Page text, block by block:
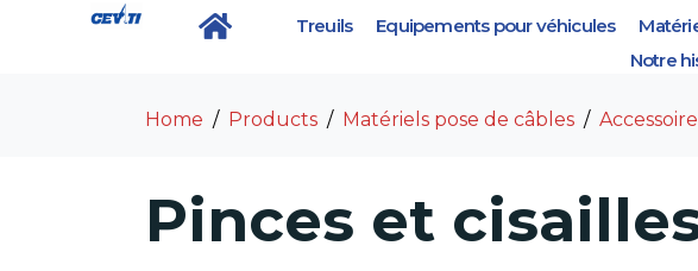
Treuils Equipements pour véhicules
Notre
Category :Pinces et cisailles
Home Products Matériels pose de câbles
Pinces et